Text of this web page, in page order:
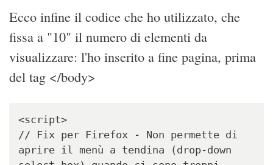
Ecco infine il codice che ho utilizzato, che
fissa a "10" il numero di elementi da
visualizzare: l'ho inserito a fine pagina, prima
del tag </body>
<script>
// Fix per Firefox - Non permette di
aprire il menù a tendina (drop-down